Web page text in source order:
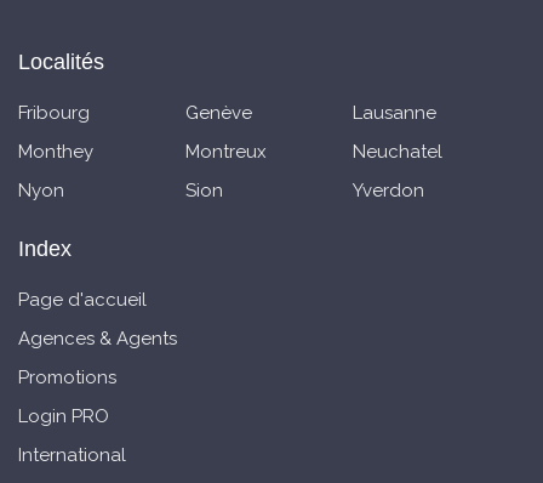
Localités
Fribourg Genève
Lausanne
Monthey
Montreux
Neuchatel
Nyon
Sion Yverdon
Index
Page d'accueil
Agences & Agents
Promotions
Login PRO
International